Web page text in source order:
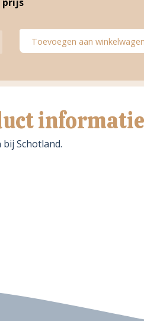
Toevoegen aan winkelwagen
informatie
bij Schotland.